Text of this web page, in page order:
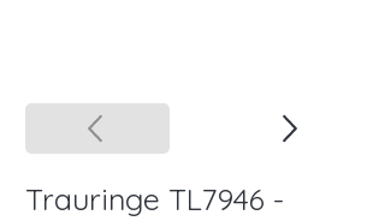
Trauringe TL7946 -